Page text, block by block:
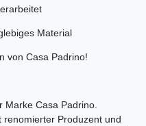
Material
von Casa Padrino!
Marke Casa Padrino.
Produzent und